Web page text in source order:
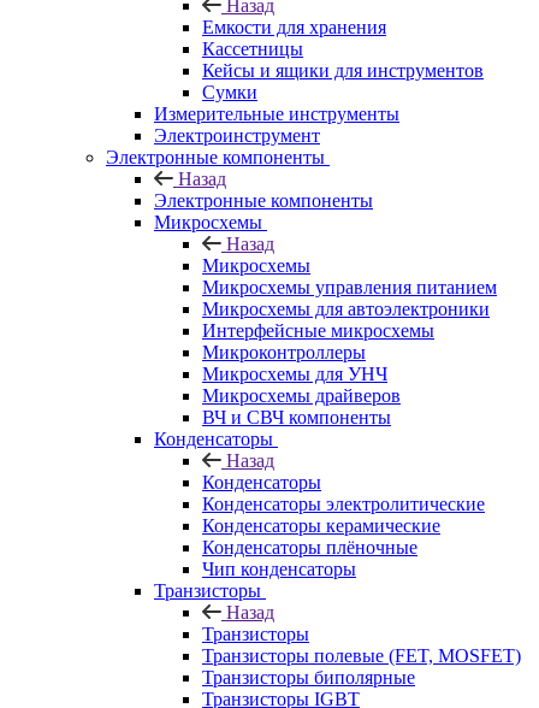
Назад
Емкости для хранения
Кассетницы
Кейсы и ящики для инструментов
Сумки
Измерительные инструменты
Электроинструмент
Электронные компоненты
Назад
Электронные компоненты
Микросхемы
Назад
Микросхемы
Микросхемы управления питанием
Микросхемы для автоэлектроники
Интерфейсные микросхемы
Микроконтроллеры
Микросхемы для УНЧ
Микросхемы драйверов
ВЧ и СВЧ компоненты
Конденсаторы
Назад
Конденсаторы
Конденсаторы электролитические
Конденсаторы керамические
Конденсаторы плёночные
Чип конденсаторы
Транзисторы
Назад
Транзисторы
Транзисторы полевые (FET, MOSFET)
Транзисторы биполярные
Транзисторы IGBT